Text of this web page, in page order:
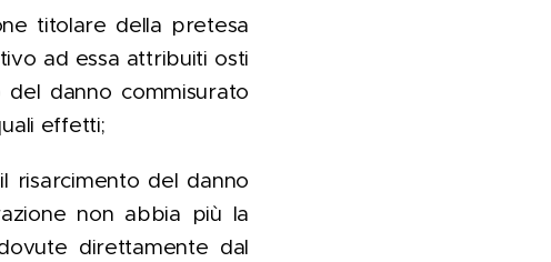
titolare della pretesa
ad essa attribuiti osti
danno commisurato
effetti;
risarcimento del danno
non abbia più la
direttamente dal